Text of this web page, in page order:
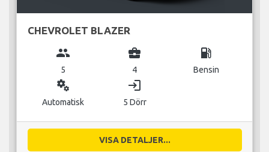
CHEVROLET BLAZER
group
5
business_center
4
local_gas_station
Bensin
miscellaneous_services
Automatisk
login
5 Dörr
VISA DETALJER...